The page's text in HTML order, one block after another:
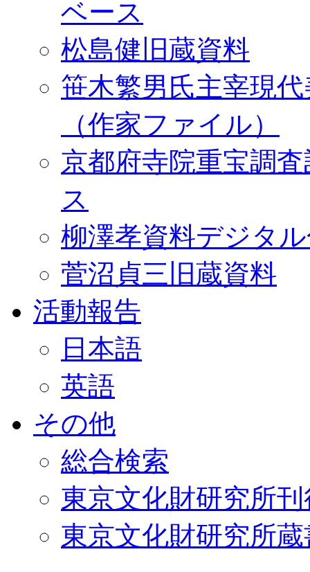
ベース
松島健旧蔵資料
笹木繁男氏主宰現
（作家ファイル）
京都府寺院重宝調
ス
柳澤孝資料デジタ
菅沼貞三旧蔵資料
活動報告
日本語
英語
その他
総合検索
東京文化財研究所
東京文化財研究所